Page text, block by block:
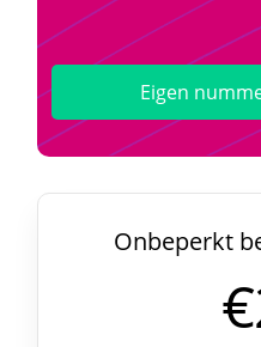
Eigen
Onbeperkt